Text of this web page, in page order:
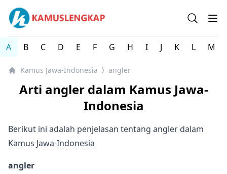
Kamus Lengkap Jawa-Indonesia - Kamus Bahasa Daerah
Open
A B C D E F G H I J K L M
Kamus Jawa-Indonesia ⟩ angler
Arti angler dalam Kamus Jawa-
Indonesia
Berikut ini adalah penjelasan tentang angler dalam
Kamus Jawa-Indonesia
angler